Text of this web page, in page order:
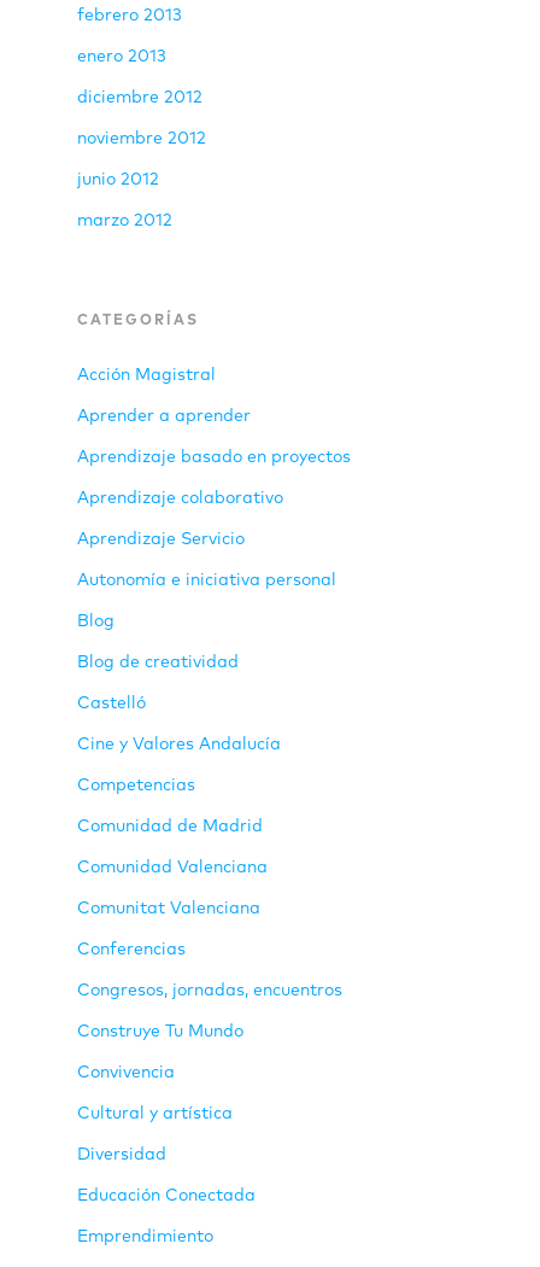
febrero 2013
enero 2013
diciembre 2012
noviembre 2012
junio 2012
marzo 2012
CATEGORÍAS
Acción Magistral
Aprender a aprender
Aprendizaje basado en proyectos
Aprendizaje colaborativo
Aprendizaje Servicio
Autonomía e iniciativa personal
Blog
Blog de creatividad
Castelló
Cine y Valores Andalucía
Competencias
Comunidad de Madrid
Comunidad Valenciana
Comunitat Valenciana
Conferencias
Congresos, jornadas, encuentros
Construye Tu Mundo
Convivencia
Cultural y artística
Diversidad
Educación Conectada
Emprendimiento